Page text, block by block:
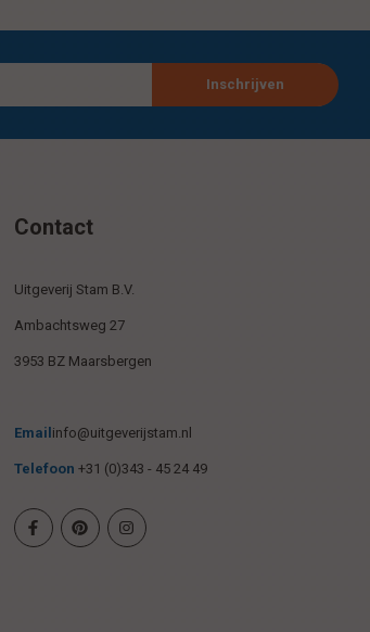
Inschrijven
Contact
Uitgeverij Stam B.V.
Ambachtsweg 27
3953 BZ Maarsbergen
Emailinfo@uitgeverijstam.nl
Telefoon +31 (0)343 - 45 24 49